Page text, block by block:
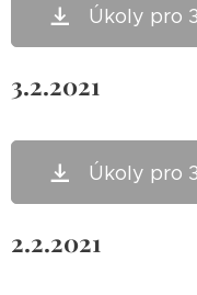
Úkoly pro
3.2.2021
Úkoly pro
2.2.2021